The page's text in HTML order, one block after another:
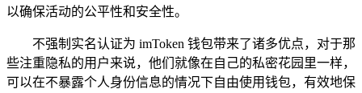
以确保活动的公平性和安全性。
不强制实名认证为 imToken 钱包带来了诸多优点，对于那
些注重隐私的用户来说，他们就像在自己的私密花园里一样，
可以在不暴露个人身份信息的情况下自由使用钱包，有效地保